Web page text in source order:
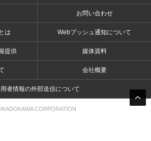
お問い合わせ
は Webプッシュ通知について
提供 媒体資料
会社概要
者情報の外部送信について
CORPORATION